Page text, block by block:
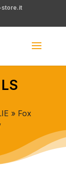
store.it
» Fox